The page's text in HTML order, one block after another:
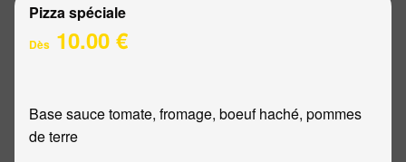
Pizza spéciale
Dès 10.00 €
Base sauce tomate, fromage, boeuf haché, pommes
de terre